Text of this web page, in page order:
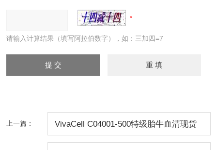
请输入计算结果（填写阿拉伯数字），如：三加四=7
上一篇： VivaCell C04001-500特级胎牛血清现货